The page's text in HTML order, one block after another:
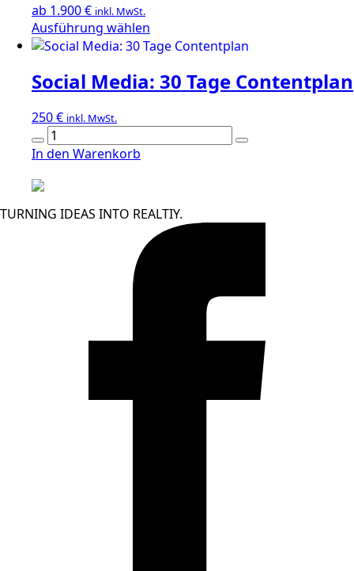
ab 1.900€ inkl. MwSt.
Ausführung wählen
Produkt
mehrere
Varianten
Die
Optionen
Produktseite
gewählt
Social Media: 30 Tage Contentplan
250€ inkl. MwSt.
Social
Media:
Tage
Menge
In den Warenkorb
TURNING IDEAS INTO REALTIY.